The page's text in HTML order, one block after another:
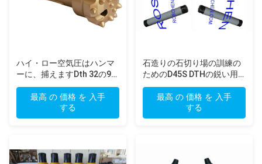
ハイ・ロー空気圧はハンマ
ーに、捕えますDth 32の90
の鋭い用具を穴をあけます
最高 の 価格 を 入手
する
石造りの石切り場の訓練の
ためのD45S DTHの鋭い用
具のハンマーCop44
DHD340
最高 の 価格 を 入手
する